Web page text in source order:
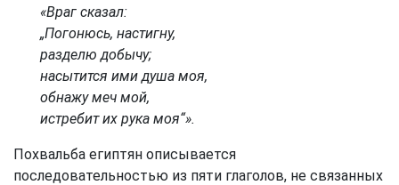
«Враг сказал:
„Погонюсь, настигну,
разделю добычу;
насытится ими душа моя,
обнажу меч мой,
истребит их рука моя“».
Похвальба египтян описывается
последовательностью из пяти глаголов, не связанных